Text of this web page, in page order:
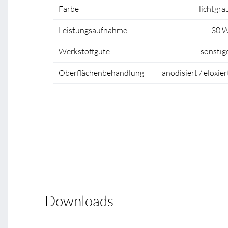
Farbe
Leistungsaufnahme 30
Werkstoffgüte
Oberflächenbehandlung anodisiert /
Downloads